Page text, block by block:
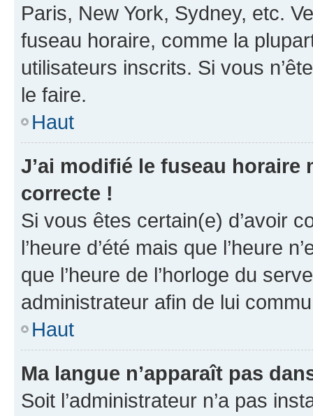
Paris, New York, Sydney, etc.
fuseau horaire, comme la
utilisateurs inscrits. Si vous
le faire.
Haut
J’ai modifié le fuseau horaire
correcte !
Si vous êtes certain(e) d’avoir
l’heure d’été mais que l’heure
que l’heure de l’horloge du
administrateur afin de lui
Haut
Ma langue n’apparaît pas
Soit l’administrateur n’a pas